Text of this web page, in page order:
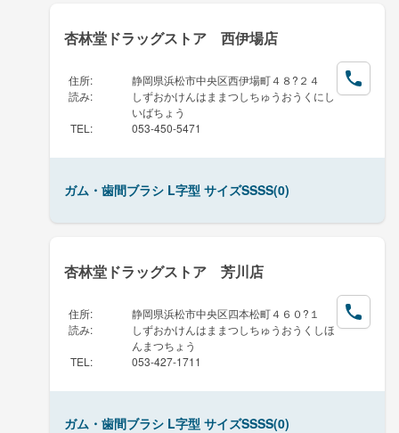
杏林堂ドラッグストア 西伊場店
住所:
静岡県浜松市中央区西伊場町４８?２４
読み:
しずおかけんはままつしちゅうおうくにし
いばちょう
TEL : 053-450-5471
ガム・歯間ブラシ L字型 サイズSSSS(0)
杏林堂ドラッグストア 芳川店
住所:
静岡県浜松市中央区四本松町４６０?１
読み:
しずおかけんはままつしちゅうおうくしほ
んまつちょう
TEL : 053-427-1711
ガム・歯間ブラシ L字型 サイズSSSS(0)